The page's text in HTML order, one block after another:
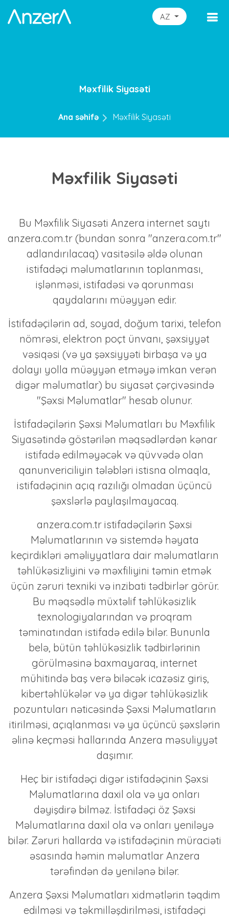
AZ
Məxfilik Siyasəti
Ana səhifə Məxfilik Siyasəti
Məxfilik Siyasəti
Bu Məxfilik Siyasəti Anzera internet saytı
anzera.com.tr (bundan sonra "anzera.com.tr"
adlandırılacaq) vasitəsilə əldə olunan
istifadəçi məlumatlarının toplanması,
işlənməsi, istifadəsi və qorunması
qaydalarını müəyyən edir.
İstifadəçilərin ad, soyad, doğum tarixi, telefon
nömrəsi, elektron poçt ünvanı, şəxsiyyət
vəsiqəsi (və ya şəxsiyyəti birbaşa və ya
dolayı yolla müəyyən etməyə imkan verən
digər məlumatlar) bu siyasət çərçivəsində
"Şəxsi Məlumatlar" hesab olunur.
İstifadəçilərin Şəxsi Məlumatları bu Məxfilik
Siyasətində göstərilən məqsədlərdən kənar
istifadə edilməyəcək və qüvvədə olan
qanunvericiliyin tələbləri istisna olmaqla,
istifadəçinin açıq razılığı olmadan üçüncü
şəxslərlə paylaşılmayacaq.
anzera.com.tr istifadəçilərin Şəxsi
Məlumatlarının və sistemdə həyata
keçirdikləri əməliyyatlara dair məlumatların
təhlükəsizliyini və məxfiliyini təmin etmək
üçün zəruri texniki və inzibati tədbirlər görür.
Bu məqsədlə müxtəlif təhlükəsizlik
texnologiyalarından və proqram
təminatından istifadə edilə bilər. Bununla
belə, bütün təhlükəsizlik tədbirlərinin
görülməsinə baxmayaraq, internet
mühitində baş verə biləcək icazəsiz giriş,
kibertəhlükələr və ya digər təhlükəsizlik
pozuntuları nəticəsində Şəxsi Məlumatların
itirilməsi, açıqlanması və ya üçüncü şəxslərin
əlinə keçməsi hallarında Anzera məsuliyyət
daşımır.
Heç bir istifadəçi digər istifadəçinin Şəxsi
Məlumatlarına daxil ola və ya onları
dəyişdirə bilməz. İstifadəçi öz Şəxsi
Məlumatlarına daxil ola və onları yeniləyə
bilər. Zəruri hallarda və istifadəçinin müraciəti
əsasında həmin məlumatlar Anzera
tərəfindən də yenilənə bilər.
Anzera Şəxsi Məlumatları xidmətlərin təqdim
edilməsi və təkmilləşdirilməsi, istifadəçi